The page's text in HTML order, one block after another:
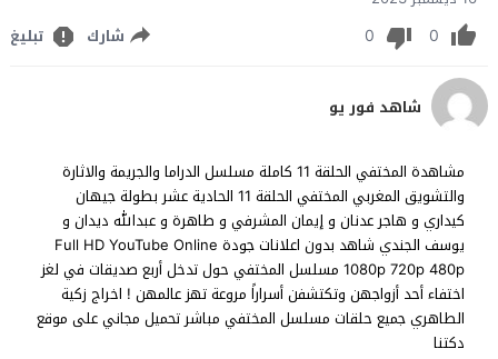
0
0 شارك تبليغ
شاهد فور يو
مشاهدة المختفي الحلقة 11 كاملة مسلسل الدراما والجريمة والاثارة
والتشويق المغربي المختفي الحلقة 11 الحادية عشر بطولة جيهان
كيداري و هاجر عدنان و إيمان المشرفي و طاهرة و عبدالله ديدان و
يوسف الجندي شاهد بدون اعلانات جودة Full HD YouTube Online
1080p 720p 480p مسلسل المختفي حول تدخل أربع صديقات في لغز
اختفاء أحد أزواجهن وتكتشفن أسراراً مروعة تهز عالمهن ! اخراج زكية
الطاهري جميع حلقات مسلسل المختفي مباشر تحميل مجاني على موقع
دكتنا